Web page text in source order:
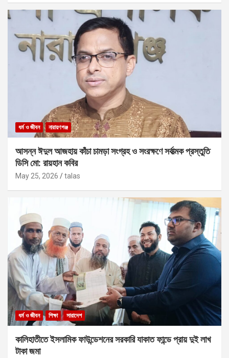
ধর্ম ও জীবন নারায়ণগঞ্জ
আসন্ন ঈদুল আজহায় কাঁচা চামড়া সংগ্রহ ও সংরক্ষণে সর্বাত্মক প্রস্তুতি
ডিসি মো: রায়হান কবির
May 25, 2026 talas
ধর্ম ও জীবন শিক্ষা সারাদেশ
কালিহাতীতে ইসলামিক ফাউন্ডেশনের সরকারি যাকাত ফান্ডে প্রায় দুই লাখ
টাকা জমা